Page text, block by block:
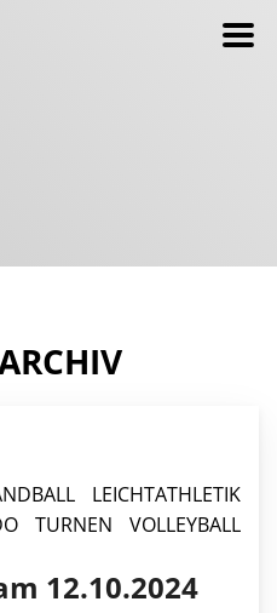
LEICHTATHLETIK
TURNEN VOLLEYBALL
12.10.2024